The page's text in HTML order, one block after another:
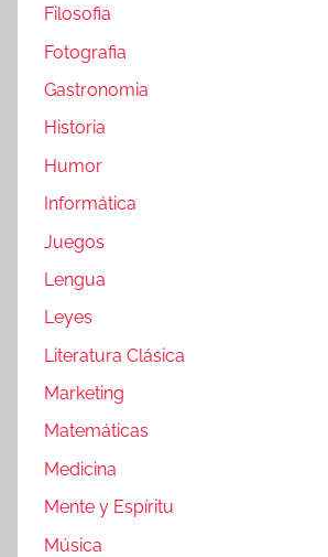
Filosofia
Fotografia
Gastronomia
Historia
Humor
Informática
Juegos
Lengua
Leyes
Literatura Clásica
Marketing
Matemáticas
Medicina
Mente y Espíritu
Música